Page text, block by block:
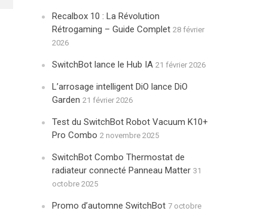
Recalbox 10 : La Révolution
Rétrogaming – Guide Complet 28 février
2026
SwitchBot lance le Hub IA 21 février 2026
L’arrosage intelligent DiO lance DiO
Garden 21 février 2026
Test du SwitchBot Robot Vacuum K10+
Pro Combo 2 novembre 2025
SwitchBot Combo Thermostat de
radiateur connecté Panneau Matter 31
octobre 2025
Promo d’automne SwitchBot 7 octobre